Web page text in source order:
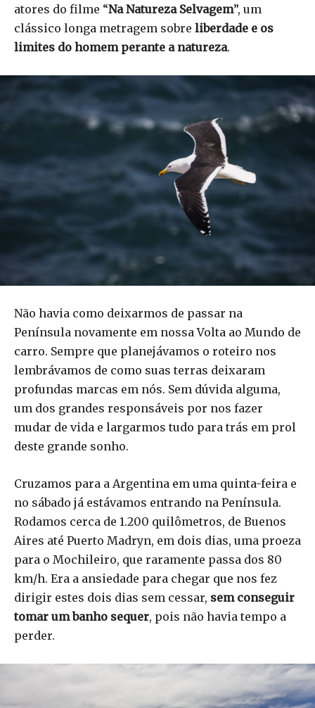
atores do filme “Na Natureza Selvagem”, um
clássico longa metragem sobre liberdade e os
limites do homem perante a natureza.
Não havia como deixarmos de passar na
Península novamente em nossa Volta ao Mundo de
carro. Sempre que planejávamos o roteiro nos
lembrávamos de como suas terras deixaram
profundas marcas em nós. Sem dúvida alguma,
um dos grandes responsáveis por nos fazer
mudar de vida e largarmos tudo para trás em prol
deste grande sonho.
Cruzamos para a Argentina em uma quinta-feira e
no sábado já estávamos entrando na Península.
Rodamos cerca de 1.200 quilômetros, de Buenos
Aires até Puerto Madryn, em dois dias, uma proeza
para o Mochileiro, que raramente passa dos 80
km/h. Era a ansiedade para chegar que nos fez
dirigir estes dois dias sem cessar, sem conseguir
tomar um banho sequer, pois não havia tempo a
perder.